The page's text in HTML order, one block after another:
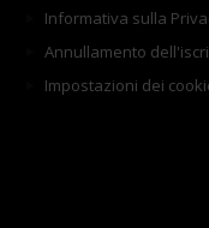
Informativa sulla
Annullamento
Impostazioni dei